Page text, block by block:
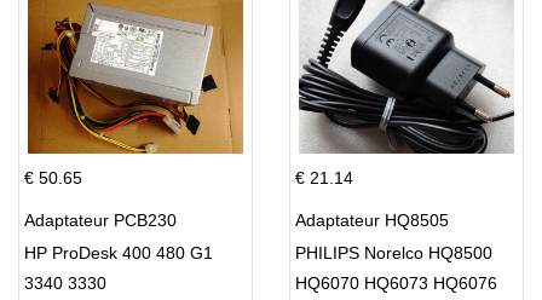
€ 50.65
Adaptateur PCB230
HP ProDesk 400 480 G1
3340 3330
€ 21.14
Adaptateur HQ8505
PHILIPS Norelco HQ8500
HQ6070 HQ6073 HQ6076